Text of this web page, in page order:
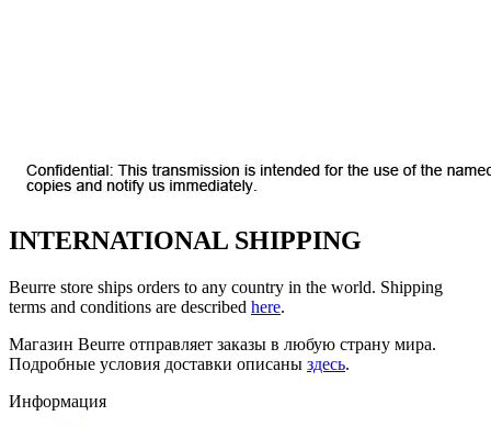
INTERNATIONAL SHIPPING
Beurre store ships orders to any country in the world. Shipping
terms and conditions are described here.
Магазин Beurre отправляет заказы в любую страну мира.
Подробные условия доставки описаны здесь.
Информация